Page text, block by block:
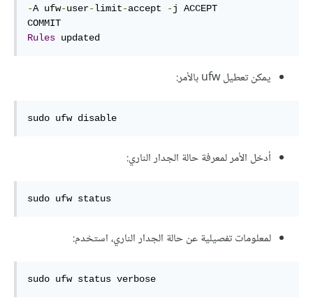
-A ufw-user-limit-accept -j ACCEPT
Rules updated
يمكن تعطيل ufw بالأمر:
sudo ufw disable
أدخل الأمر لمعرفة حالة الجدار الناري:
sudo ufw status
لمعلومات تفصيلية عن حالة الجدار الناري، استخدم:
sudo ufw status verbose